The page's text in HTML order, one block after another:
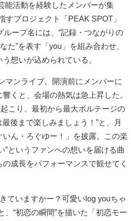
能活動を経験したメンバーが集
すプロジェクト「PEAK SPOT」
ープ名には、“記録・つながりの
た”を表す「you」を組み合わせ、
想いが込められている。
マンライブ。開演前にメンバーに
くと、会場の熱気は急上昇した。
こり、最初から最大ボルテージの
後まで楽しみましょう！”と、月
ん・ろぐゆー！」を披露。この楽
”というファンへの想いを届ける曲
成長をパフォーマンスで観せてく
ていますかー？可愛いlog youちゃ
“初恋の瞬間”を描いた「初恋モー